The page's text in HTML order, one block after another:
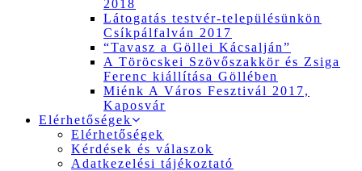
2018
Látogatás testvér-településünkön
Csíkpálfalván 2017
“Tavasz a Göllei Kácsalján”
A Töröcskei Szövőszakkör és Zsiga
Ferenc kiállítása Göllében
Miénk A Város Fesztivál 2017,
Kaposvár
Elérhetőségek
Elérhetőségek
Kérdések és válaszok
Adatkezelési tájékoztató